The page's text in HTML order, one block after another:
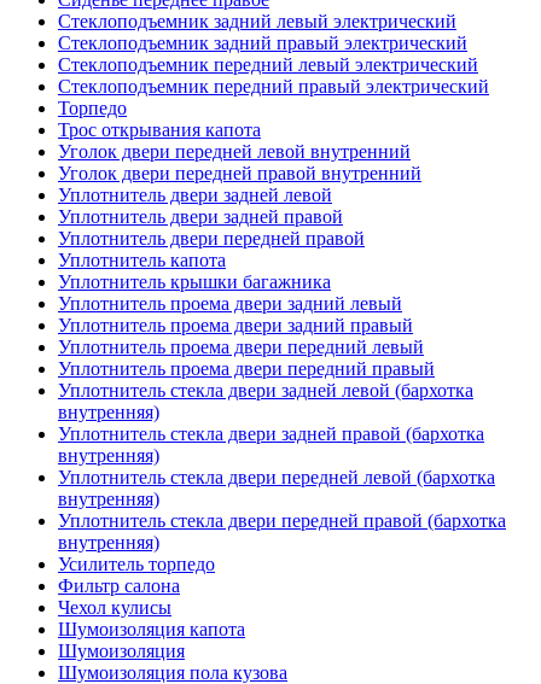
Стеклоподъемник задний левый электрический
Стеклоподъемник задний правый электрический
Стеклоподъемник передний левый электрический
Стеклоподъемник передний правый электрический
Торпедо
Трос открывания капота
Уголок двери передней левой внутренний
Уголок двери передней правой внутренний
Уплотнитель двери задней левой
Уплотнитель двери задней правой
Уплотнитель двери передней правой
Уплотнитель капота
Уплотнитель крышки багажника
Уплотнитель проема двери задний левый
Уплотнитель проема двери задний правый
Уплотнитель проема двери передний левый
Уплотнитель проема двери передний правый
Уплотнитель стекла двери задней левой (бархотка
внутренняя)
Уплотнитель стекла двери задней правой (бархотка
внутренняя)
Уплотнитель стекла двери передней левой (бархотка
внутренняя)
Уплотнитель стекла двери передней правой (бархотка
внутренняя)
Усилитель торпедо
Фильтр салона
Чехол кулисы
Шумоизоляция капота
Шумоизоляция
Шумоизоляция пола кузова